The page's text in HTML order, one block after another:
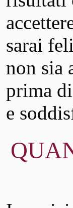
sarai
non sia
prima
e